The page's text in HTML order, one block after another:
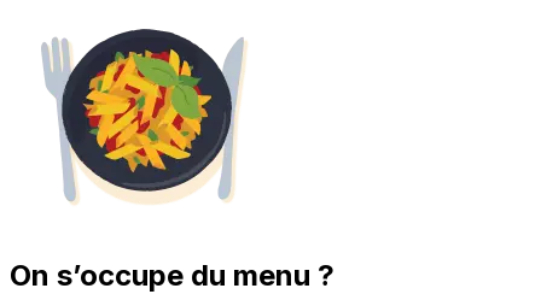
On s’occupe du menu ?